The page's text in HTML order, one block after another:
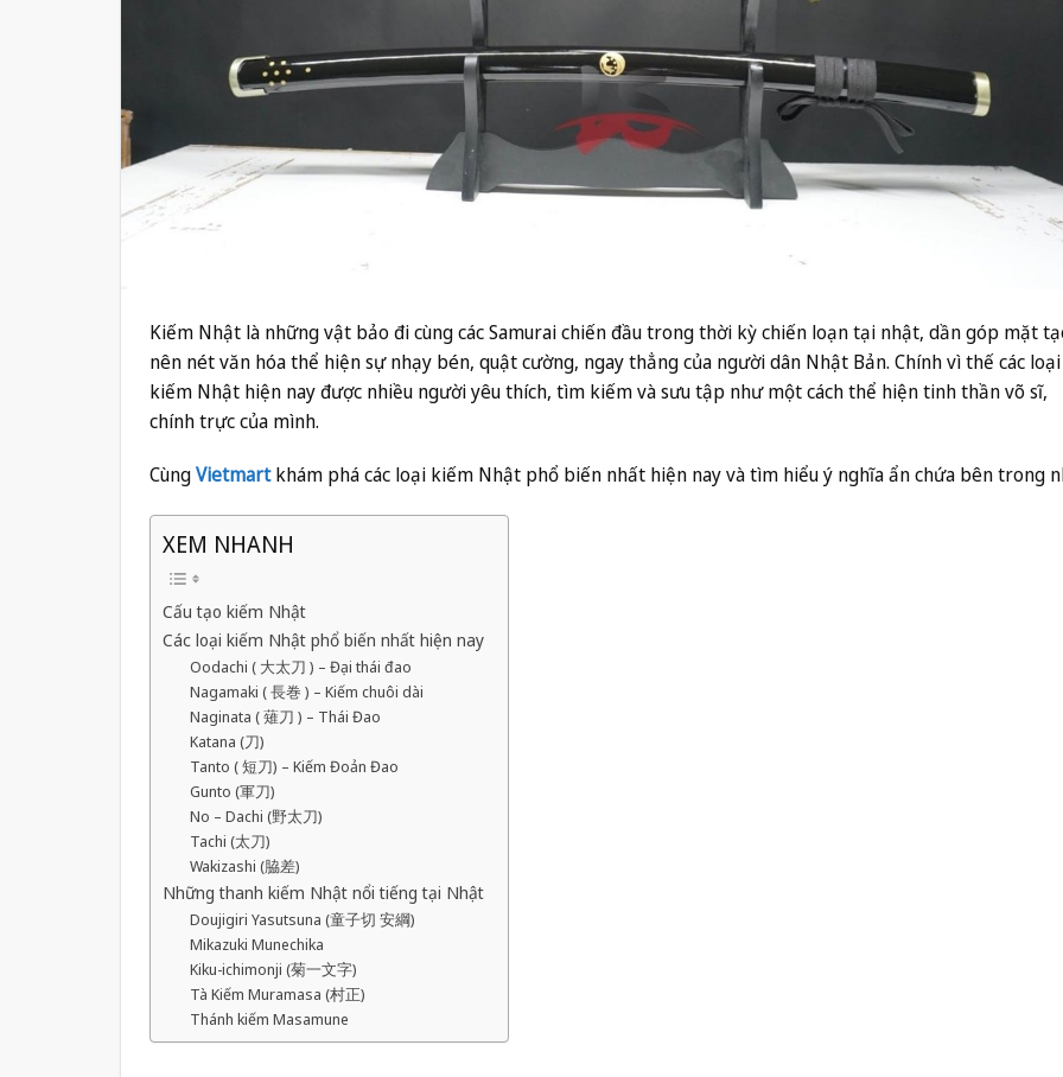
Kiếm Nhật là những vật bảo đi cùng các Samurai chiến đầu trong thời kỳ chiến loạn tại nhật, dần góp mặt
nên nét văn hóa thể hiện sự nhạy bén, quật cường, ngay thẳng của người dân Nhật Bản. Chính vì thế các loại
kiếm Nhật hiện nay được nhiều người yêu thích, tìm kiếm và sưu tập như một cách thể hiện tinh thần võ sĩ,
chính trực của mình.
CùngVietmart khám phá các loại kiếm Nhật phổ biến nhất hiện nay và tìm hiểu ý nghĩa ẩn chứa bên trong
XEM NHANH
Cấu tạo kiếm Nhật
Các loại kiếm Nhật phổ biến nhất hiện nay
Oodachi ( 大太刀 ) – Đại thái đao
Nagamaki ( 長巻 ) – Kiếm chuôi dài
Naginata ( 薙刀 ) – Thái Đao
Katana (刀)
Tanto ( 短刀) – Kiếm Đoản Đao
Gunto (軍刀)
No – Dachi (野太刀)
Tachi (太刀)
Wakizashi (脇差)
Những thanh kiếm Nhật nổi tiếng tại Nhật
Doujigiri Yasutsuna (童子切 安綱)
Mikazuki Munechika
Kiku-ichimonji (菊一文字)
Tà Kiếm Muramasa (村正)
Thánh kiếm Masamune